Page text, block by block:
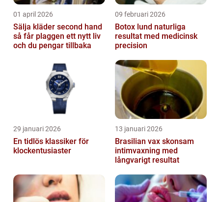
01 april 2026
Sälja kläder second hand
så får plaggen ett nytt liv
och du pengar tillbaka
09 februari 2026
Botox lund naturliga
resultat med medicinsk
precision
29 januari 2026
En tidlös klassiker för
klockentusiaster
13 januari 2026
Brasilian vax skonsam
intimvaxning med
långvarigt resultat